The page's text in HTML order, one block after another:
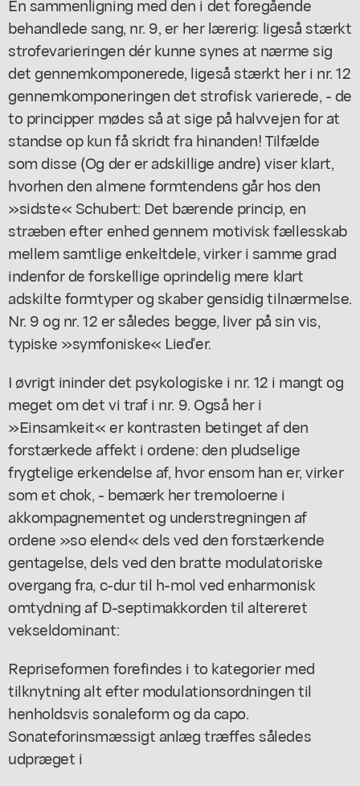
behandlede sang, nr. 9, er her lærerig: ligeså stærkt
strofevarieringen dér kunne synes at nærme sig
det gennemkomponerede, ligeså stærkt her i nr. 12
gennemkomponeringen det strofisk varierede, - de
to principper mødes så at sige på halvvejen for at
standse op kun få skridt fra hinanden! Tilfælde
som disse (Og der er adskillige andre) viser klart,
hvorhen den almene formtendens går hos den
»sidste« Schubert: Det bærende princip, en
stræben efter enhed gennem motivisk fællesskab
mellem samtlige enkeltdele, virker i samme grad
indenfor de forskellige oprindelig mere klart
adskilte formtyper og skaber gensidig tilnærmelse.
Nr. 9 og nr. 12 er således begge, liver på sin vis,
typiske »symfoniske« Lied'er.
I øvrigt ininder det psykologiske i nr. 12 i mangt og
meget om det vi traf i nr. 9. Også her i
»Einsamkeit« er kontrasten betinget af den
forstærkede affekt i ordene: den pludselige
frygtelige erkendelse af, hvor ensom han er, virker
som et chok, - bemærk her tremoloerne i
akkompagnementet og understregningen af
ordene »so elend« dels ved den forstærkende
gentagelse, dels ved den bratte modulatoriske
overgang fra, c-dur til h-mol ved enharmonisk
omtydning af D-septimakkorden til altereret
vekseldominant:
Repriseformen forefindes i to kategorier med
tilknytning alt efter modulationsordningen til
henholdsvis sonaleform og da capo.
Sonateforinsmæssigt anlæg træffes således
udpræget i